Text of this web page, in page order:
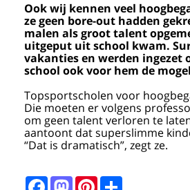
Ook wij kennen veel
ze geen bore-out hadden
malen als groot talent
uitgeput uit school kwam.
vakanties en werden ingezet
school ook voor hem de
Topsportscholen voor
Die moeten er volgens
om geen talent verloren te
aantoont dat superslimme
“Dat is dramatisch”, zegt ze.
FacebookMastodon
Pinterest